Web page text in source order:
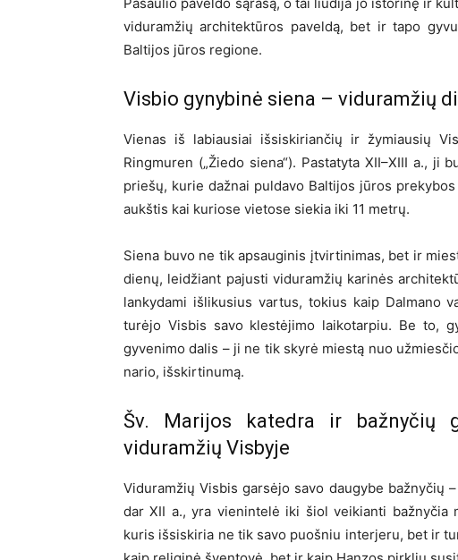
viduramžių architektūros paveldą, bet ir tapo
Baltijos jūros regione.
Visbio gynybinė siena – viduramžių
Vienas iš labiausiai išsiskiriančių ir žymiausių
Ringmuren („Žiedo siena“). Pastatyta XII–XIII a.,
priešų, kurie dažnai puldavo Baltijos jūros
aukštis kai kuriose vietose siekia iki 11 metrų.
Siena buvo ne tik apsauginis įtvirtinimas, bet ir
dienų, leidžiant pajusti viduramžių karinės
lankydami išlikusius vartus, tokius kaip Dalmano
turėjo Visbis savo klestėjimo laikotarpiu. Be to,
gyvenimo dalis – ji ne tik skyrė miestą nuo
nario, išskirtinumą.
Šv. Marijos katedra ir bažnyčių
viduramžių Visbyje
Viduramžių Visbis garsėjo savo daugybe bažnyčių
dar XII a., yra vienintelė iki šiol veikianti bažnyčia
kuris išsiskiria ne tik savo puošniu interjeru, bet ir